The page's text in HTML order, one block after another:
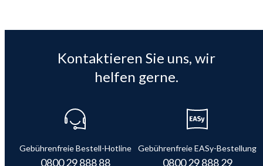
Kontaktieren Sie uns, wir
helfen gerne.
Gebührenfreie Bestell-Hotline
0800 29 888 88
Gebührenfreie EASy-Bestellung
0800 29 888 29